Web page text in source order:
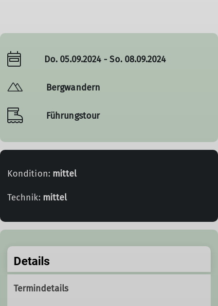
Do. 05.09.2024 - So. 08.09.2024
Bergwandern
Führungstour
Kondition: mittel
Technik: mittel
Details
Termindetails